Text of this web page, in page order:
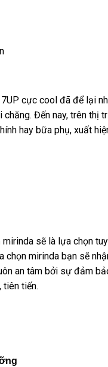
cực cool đã để lại
Đến nay, trên thị
hay bữa phụ, xuất
sẽ là lựa chọn
chọn mirinda bạn sẽ
an tâm bởi sự đảm
tiên tiến.